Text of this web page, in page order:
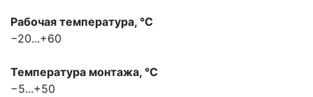
Рабочая температура, °С
−20...+60
Температура монтажа, °С
−5...+50